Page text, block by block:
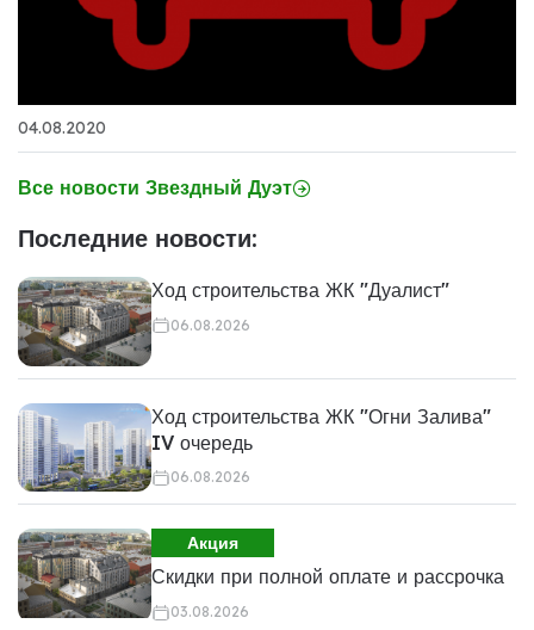
04.08.2020
Все новости Звездный Дуэт
Последние новости:
Ход строительства ЖК "Дуалист"
06.08.2026
Ход строительства ЖК "Огни Залива"
IV очередь
06.08.2026
Акция
Скидки при полной оплате и рассрочка
03.08.2026